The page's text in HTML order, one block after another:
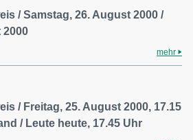
/ Samstag, 26. August 2000 /
2000
mehr
/ Freitag, 25. August 2000, 17.15
/ Leute heute, 17.45 Uhr